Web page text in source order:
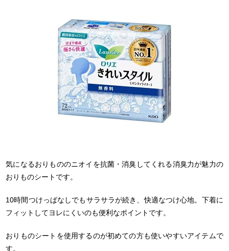
気になるおりもののニオイを抗菌・消臭してくれる消臭力が魅力の
おりものシートです。
10時間つけっぱなしでもサラサラが続き、快適なつけ心地。下着に
フィットしてヨレにくいのも便利なポイントです。
おりものシートを使用するのが初めての方も使いやすいアイテムで
す。